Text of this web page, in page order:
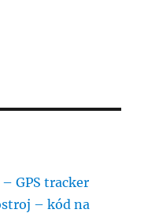
GPS tracker
– kód na